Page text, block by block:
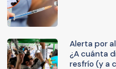
Alerta por
¿A cuánta
resfrío (y a